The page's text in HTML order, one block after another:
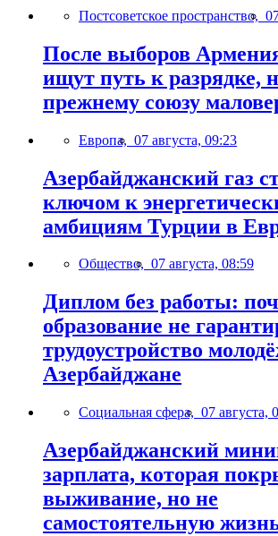
Постсоветское пространство,
После выборов
ищут путь к разрядке,
прежнему союзу
Европа, 07 августа, 09:23
Азербайджанский газ
ключом к
амбициям Турции в
Общество, 07 августа, 08:59
Диплом без работы:
образование не
трудоустройство
Азербайджане
Социальная сфера, 07 августа,
Азербайджанский
зарплата, которая
выживание, но не
самостоятельную